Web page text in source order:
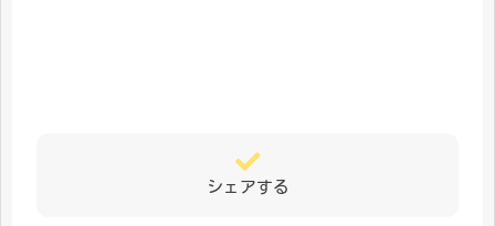
シェアする